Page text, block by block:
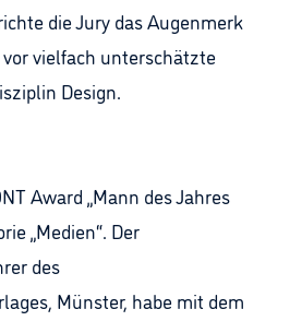
die Jury das Augenmerk
vielfach unterschätzte
Design.
Award „Mann des Jahres
„Medien“. Der
des
Münster, habe mit dem